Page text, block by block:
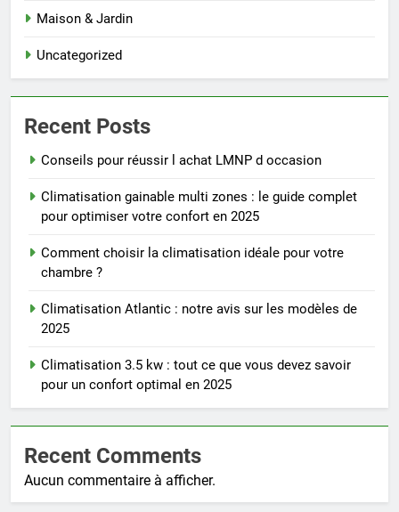
Maison & Jardin
Uncategorized
Recent Posts
Conseils pour réussir l achat LMNP d occasion
Climatisation gainable multi zones : le guide complet
pour optimiser votre confort en 2025
Comment choisir la climatisation idéale pour votre
chambre ?
Climatisation Atlantic : notre avis sur les modèles de
2025
Climatisation 3.5 kw : tout ce que vous devez savoir
pour un confort optimal en 2025
Recent Comments
Aucun commentaire à afficher.